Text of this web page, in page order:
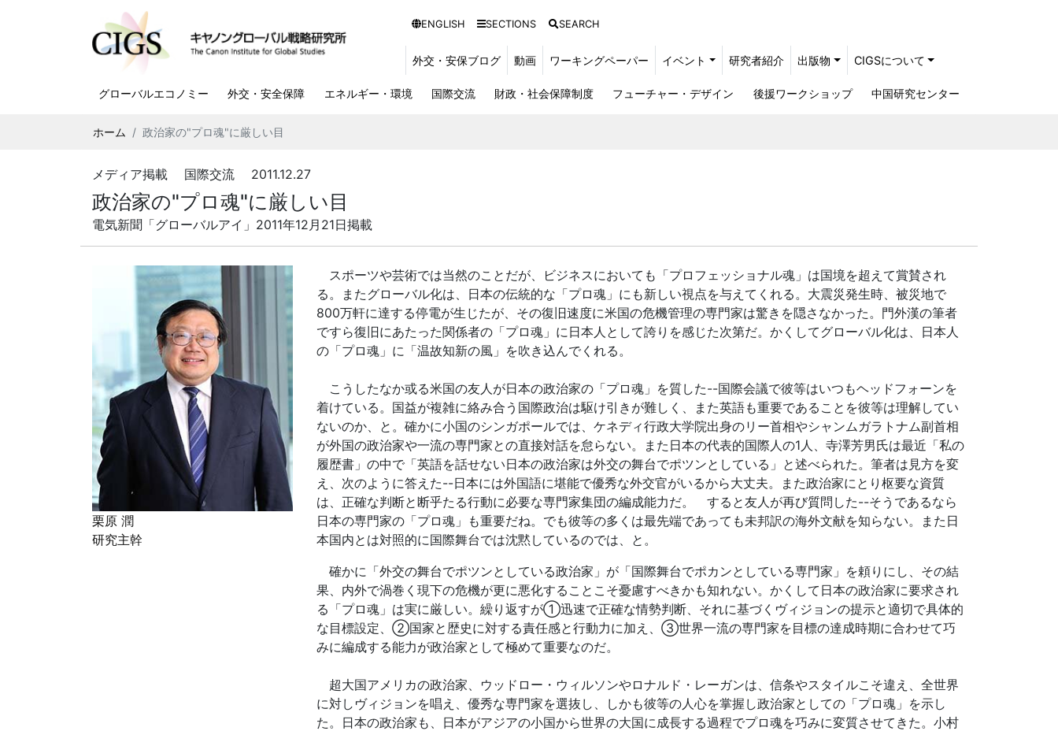
ENGLISH SECTIONS SEARCH
外交・安保ブログ 動画 ワーキングペーパー イベント 研究者紹介 出版物 CIGSについて
グローバルエコノミー 外交・安全保障 エネルギー・環境 国際交流 財政・社会保障制度 フューチャー・デザイン 後援ワークショップ 中国研究センター
ホーム 政治家の"プロ魂"に厳しい目
メディア掲載 国際交流 2011.12.27
政治家の"プロ魂"に厳しい目
電気新聞「グローバルアイ」2011年12月21日掲載
栗原 潤
研究主幹
スポーツや芸術では当然のことだが、ビジネスにおいても「プロフェッショナル魂」は国境を超えて賞賛され
る。またグローバル化は、日本の伝統的な「プロ魂」にも新しい視点を与えてくれる。大震災発生時、被災地で
800万軒に達する停電が生じたが、その復旧速度に米国の危機管理の専門家は驚きを隠さなかった。門外漢の筆者
ですら復旧にあたった関係者の「プロ魂」に日本人として誇りを感じた次第だ。かくしてグローバル化は、日本人
の「プロ魂」に「温故知新の風」を吹き込んでくれる。
こうしたなか或る米国の友人が日本の政治家の「プロ魂」を質した--国際会議で彼等はいつもヘッドフォーンを
着けている。国益が複雑に絡み合う国際政治は駆け引きが難しく、また英語も重要であることを彼等は理解してい
ないのか、と。確かに小国のシンガポールでは、ケネディ行政大学院出身のリー首相やシャンムガラトナム副首相
が外国の政治家や一流の専門家との直接対話を怠らない。また日本の代表的国際人の1人、寺澤芳男氏は最近「私の
履歴書」の中で「英語を話せない日本の政治家は外交の舞台でポツンとしている」と述べられた。筆者は見方を変
え、次のように答えた--日本には外国語に堪能で優秀な外交官がいるから大丈夫。また政治家にとり枢要な資質
は、正確な判断と断乎たる行動に必要な専門家集団の編成能力だ。 すると友人が再び質問した--そうであるなら
日本の専門家の「プロ魂」も重要だね。でも彼等の多くは最先端であっても未邦訳の海外文献を知らない。また日
本国内とは対照的に国際舞台では沈黙しているのでは、と。
確かに「外交の舞台でポツンとしている政治家」が「国際舞台でポカンとしている専門家」を頼りにし、その結
果、内外で渦巻く現下の危機が更に悪化することこそ憂慮すべきかも知れない。かくして日本の政治家に要求され
る「プロ魂」は実に厳しい。繰り返すが①迅速で正確な情勢判断、それに基づくヴィジョンの提示と適切で具体的
な目標設定、②国家と歴史に対する責任感と行動力に加え、③世界一流の専門家を目標の達成時期に合わせて巧
みに編成する能力が政治家として極めて重要なのだ。
超大国アメリカの政治家、ウッドロー・ウィルソンやロナルド・レーガンは、信条やスタイルこそ違え、全世界
に対しヴィジョンを唱え、優秀な専門家を選抜し、しかも彼等の人心を掌握し政治家としての「プロ魂」を示し
た。日本の政治家も、日本がアジアの小国から世界の大国に成長する過程でプロ魂を巧みに変質させてきた。小村